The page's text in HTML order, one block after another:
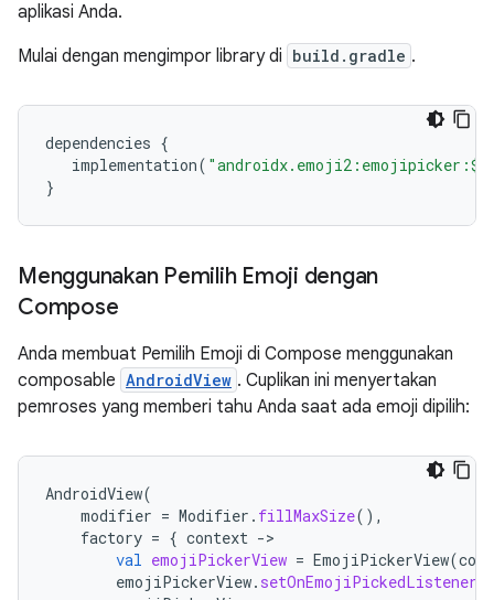
aplikasi Anda.
Mulai dengan mengimpor library di build.gradle .
dependencies {
implementation( "androidx.emoji2:emojipicker:$
}
Menggunakan Pemilih Emoji dengan
Compose
Anda membuat Pemilih Emoji di Compose menggunakan
composable AndroidView . Cuplikan ini menyertakan
pemroses yang memberi tahu Anda saat ada emoji dipilih:
AndroidView(
modifier = Modifier . fillMaxSize(),
factory = { context -
val emojiPickerView = EmojiPickerView(
emojiPickerView. setOnEmojiPickedListener